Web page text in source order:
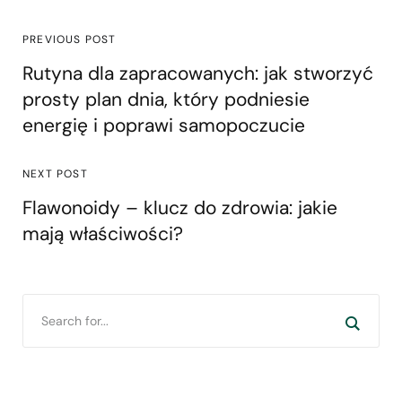
PREVIOUS POST
Rutyna dla zapracowanych: jak stworzyć
prosty plan dnia, który podniesie
energię i poprawi samopoczucie
NEXT POST
Flawonoidy – klucz do zdrowia: jakie
mają właściwości?